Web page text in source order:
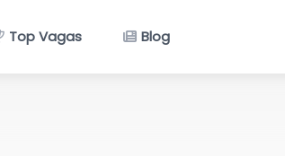
Top Vagas Blog